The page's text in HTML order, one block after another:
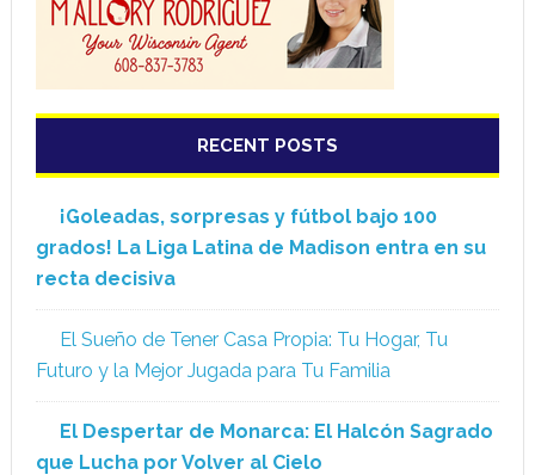
RECENT POSTS
¡Goleadas, sorpresas y fútbol bajo 100
grados! La Liga Latina de Madison entra en su
recta decisiva
El Sueño de Tener Casa Propia: Tu Hogar, Tu
Futuro y la Mejor Jugada para Tu Familia
El Despertar de Monarca: El Halcón Sagrado
que Lucha por Volver al Cielo